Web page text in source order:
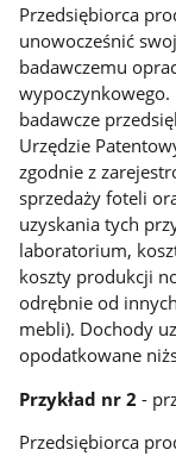
Przedsiębiorca
unowocześnić
badawczemu
badawcze
Urzędzie
zgodnie z
sprzedaży foteli
uzyskania tych
laboratorium,
koszty produkcji
odrębnie od
mebli). Dochody
opodatkowane
Przykład nr 2 -
Przedsiębiorca